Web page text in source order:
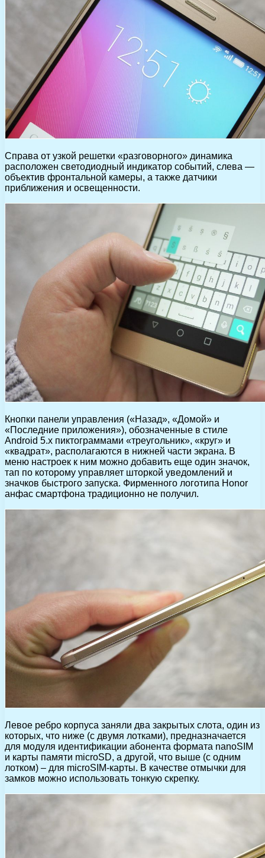
Справа от узкой решетки «разговорного» динамика
расположен светодиодный индикатор событий, слева —
объектив фронтальной камеры, а также датчики
приближения и освещенности.
Кнопки панели управления («Назад», «Домой» и
«Последние приложения»), обозначенные в стиле
Android 5.x пиктограммами «треугольник», «круг» и
«квадрат», располагаются в нижней части экрана. В
меню настроек к ним можно добавить еще один значок,
тап по которому управляет шторкой уведомлений и
значков быстрого запуска. Фирменного логотипа Honor
анфас смартфона традиционно не получил.
Левое ребро корпуса заняли два закрытых слота, один из
которых, что ниже (с двумя лотками), предназначается
для модуля идентификации абонента формата nanoSIM
и карты памяти microSD, а другой, что выше (с одним
лотком) – для microSIM-карты. В качестве отмычки для
замков можно использовать тонкую скрепку.